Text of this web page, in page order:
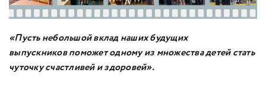
«Пусть небольшой вклад наших будущих
выпускниковпоможет одному из множества детей стать
чуточку счастливей и здоровей».